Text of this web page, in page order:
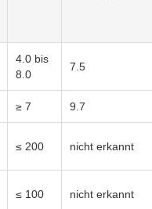
4.0 bis
8.0
7.5
≥ 7 9.7
≤ 200 nicht erkannt
≤ 100 nicht erkannt